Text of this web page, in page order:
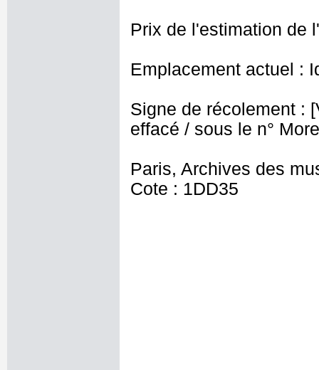
Prix de l'estimation de
Emplacement actuel :
Signe de récolement :
effacé / sous le n°
Paris, Archives des
Cote : 1DD35